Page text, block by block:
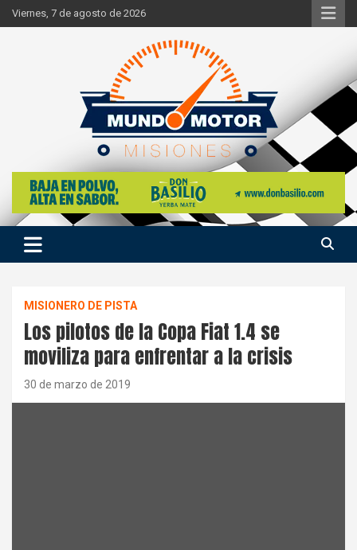
Skip
to
Viernes, 7 de agosto de 2026
Mundo Motor Misiones
Si hay ruido de motores ahí estaremos
MISIONERO DE PISTA
Los pilotos de la Copa Fiat 1.4 se
moviliza para enfrentar a la crisis
30 de marzo de 2019